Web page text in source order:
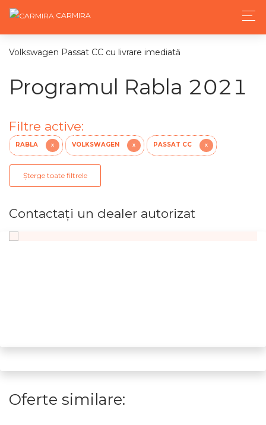
CARMIRA
Volkswagen Passat CC cu livrare imediată
Programul Rabla 2021
Filtre active:
RABLA X VOLKSWAGEN X PASSAT CC X
Șterge toate filtrele
Contactaţi un dealer autorizat
Oferte similare: